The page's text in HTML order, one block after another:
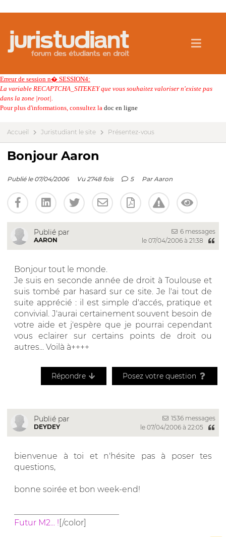
Erreur de session n� SESSION4:
La variable RECAPTCHA_SITEKEY que vous souhaitez valoriser n'existe pas
dans la zone |root|.
Pour plus d'informations, consultez la doc en ligne
Accueil Juristudiant le site Présentez-vous
Bonjour Aaron
Publié le 07/04/2006 Vu 2748 fois 5 Par Aaron
Publié par
AARON
6 messages
le 07/04/2006 à 21:38
Bonjour tout le monde.
Je suis en seconde année de droit à Toulouse et
suis tombé par hasard sur ce site. Je l'ai tout de
suite apprécié : il est simple d'accés, pratique et
convivial. J'aurai certainement souvent besoin de
votre aide et j'espère que je pourrai cependant
vous eclairer sur certains points de droit ou
autres... Voilà à++++
Répondre Posez votre question
Publié par
DEYDEY
1536 messages
le 07/04/2006 à 22:05
bienvenue à toi et n'hésite pas à poser tes
questions,
bonne soirée et bon week-end!
Futur M2... ![/color]